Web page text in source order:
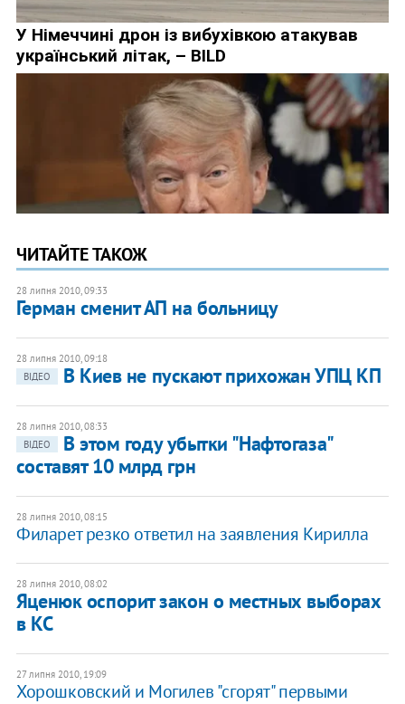
ЧИТАЙТЕ ТАКОЖ
28 липня 2010, 09:33
Герман сменит АП на больницу
28 липня 2010, 09:18
ВІДЕО
В Киев не пускают прихожан УПЦ КП
28 липня 2010, 08:33
ВІДЕО
В этом году убытки "Нафтогаза"
составят 10 млрд грн
28 липня 2010, 08:15
Филарет резко ответил на заявления Кирилла
28 липня 2010, 08:02
Яценюк оспорит закон о местных выборах
в КС
27 липня 2010, 19:09
Хорошковский и Могилев "сгорят" первыми